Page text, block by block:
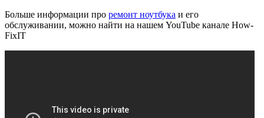
Больше информации про ремонт ноутбука и его
обслуживании, можно найти на нашем YouTube канале How-
FixIT